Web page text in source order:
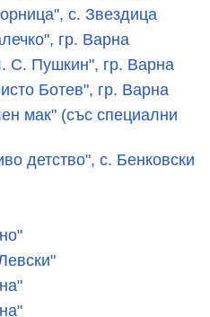
с. Звездица
гр. Варна
С. Пушкин", гр. Варна
Ботев", гр. Варна
мак" (със специални
детство", с. Бенковски